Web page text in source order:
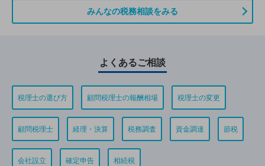
みんなの税務相談をみる
よくあるご相談
税理士の選び方 顧問税理士の報酬相場 税理士の変更
顧問税理士 経理・決算 税務調査 資金調達 節税
会社設立 確定申告 相続税